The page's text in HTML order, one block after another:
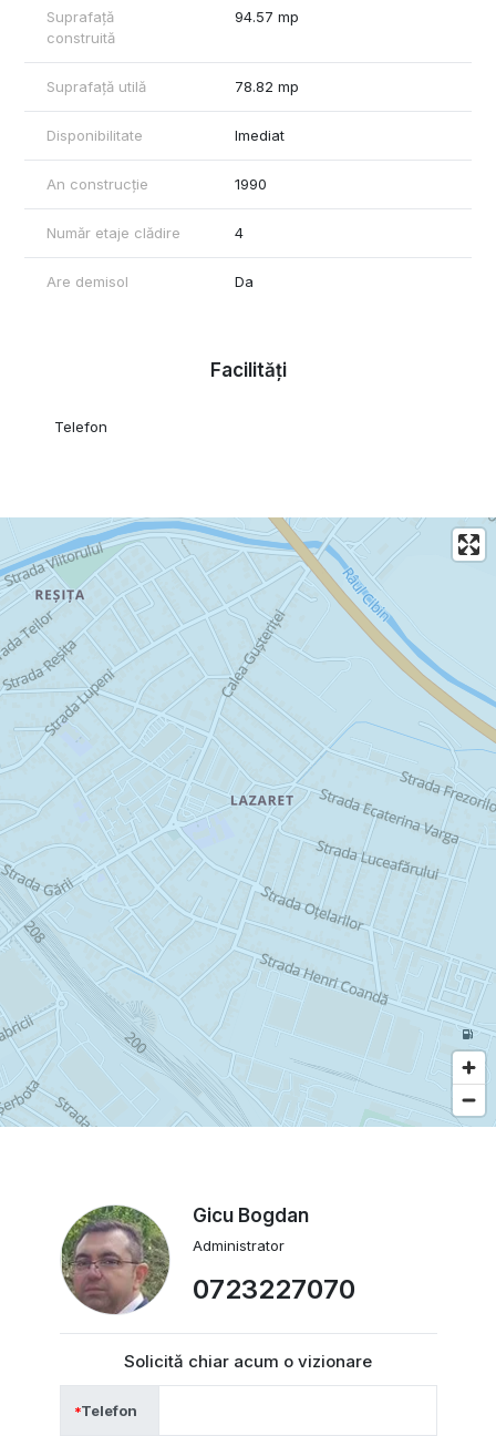
Suprafață
construită
94.57 mp
Suprafață utilă 78.82 mp
Disponibilitate Imediat
An construcție 1990
Număr etaje clădire 4
Are demisol Da
Facilități
Telefon
Gicu Bogdan
Administrator
0723227070
Solicită chiar acum o vizionare
Telefon